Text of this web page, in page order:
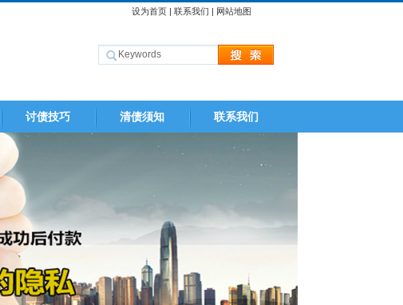
设为首页| 联系我们 | 网站地图
讨债技巧 清债须知 联系我们